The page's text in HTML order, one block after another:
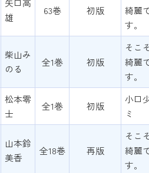
矢口高
雄
63巻 初版
綺麗
す。
柴山み
のる
全1巻 初版
そこ
綺麗
す。
松本零
士
全1巻 初版
小口
ミ
山本鈴
美香
全18巻 再版
そこ
綺麗
す。